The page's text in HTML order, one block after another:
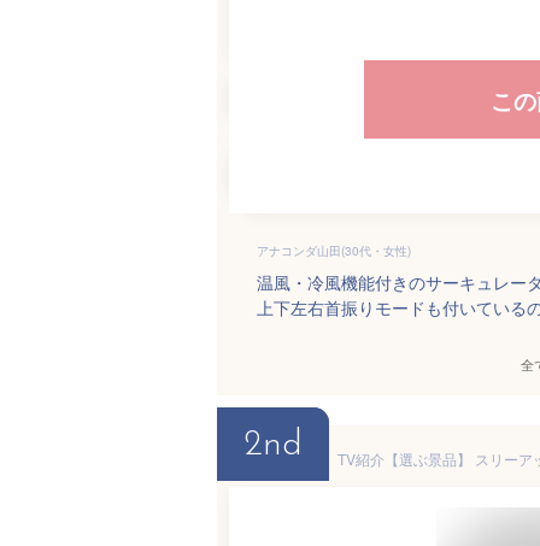
こ
アナコンダ山田(30代・女性)
温風・冷風機能付きのサーキュレー
上下左右首振りモードも付いてい
全
2nd